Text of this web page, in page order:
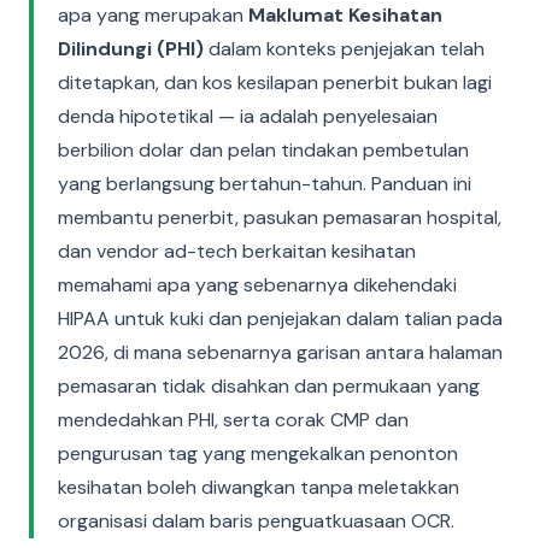
apa yang merupakan Maklumat Kesihatan
Dilindungi (PHI)dalam konteks penjejakan telah
ditetapkan, dan kos kesilapan penerbit bukan lagi
denda hipotetikal — ia adalah penyelesaian
berbilion dolar dan pelan tindakan pembetulan
yang berlangsung bertahun-tahun. Panduan ini
membantu penerbit, pasukan pemasaran hospital,
dan vendor ad-tech berkaitan kesihatan
memahami apa yang sebenarnya dikehendaki
HIPAA untuk kuki dan penjejakan dalam talian pada
2026, di mana sebenarnya garisan antara halaman
pemasaran tidak disahkan dan permukaan yang
mendedahkan PHI, serta corak CMP dan
pengurusan tag yang mengekalkan penonton
kesihatan boleh diwangkan tanpa meletakkan
organisasi dalam baris penguatkuasaan OCR.